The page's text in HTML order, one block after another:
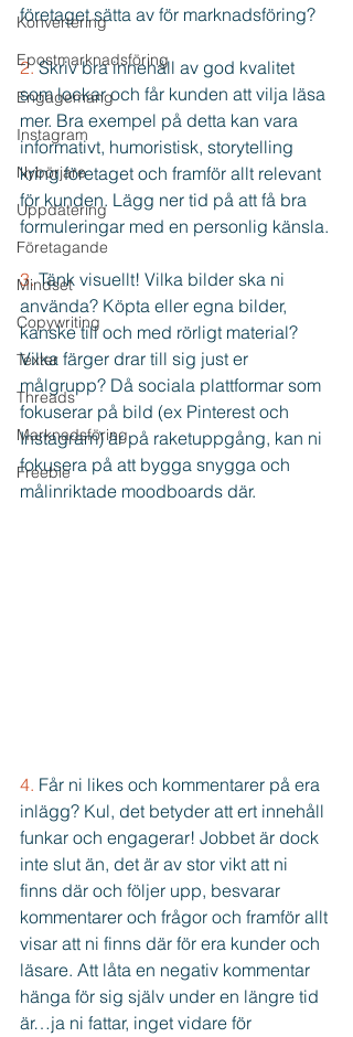
Konvertering
Epostmarknadsföring
Engagemang
Instagram
Nybörjare
Uppdatering
Företagande
Mindset
Copywriting
Texter
Threads
Marknadsföring
Freebie
företaget sätta av för marknadsföring?
2. Skriv bra innehåll av god kvalitet
som lockar och får kunden att vilja läsa
mer. Bra exempel på detta kan vara
informativt, humoristisk, storytelling
kring företaget och framför allt relevant
för kunden. Lägg ner tid på att få bra
formuleringar med en personlig känsla.
3. Tänk visuellt! Vilka bilder ska ni
använda? Köpta eller egna bilder,
kanske till och med rörligt material?
Vilka färger drar till sig just er
målgrupp? Då sociala plattformar som
fokuserar på bild (ex Pinterest och
Instagram) är på raketuppgång, kan ni
fokusera på att bygga snygga och
målinriktade moodboards där.
4. Får ni likes och kommentarer på era
inlägg? Kul, det betyder att ert innehåll
funkar och engagerar! Jobbet är dock
inte slut än, det är av stor vikt att ni
finns där och följer upp, besvarar
kommentarer och frågor och framför allt
visar att ni finns där för era kunder och
läsare. Att låta en negativ kommentar
hänga för sig själv under en längre tid
är…ja ni fattar, inget vidare för